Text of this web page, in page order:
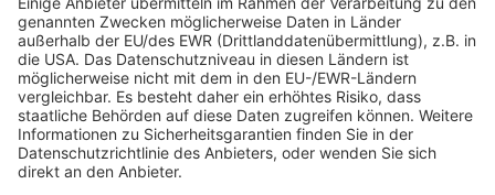
Abonnement anfordern|Abo kündigen|
Werben bei uns